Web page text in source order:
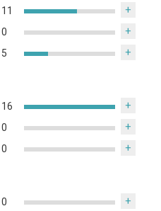
11 +
0 +
5 +
16 +
0 +
0 +
0 +